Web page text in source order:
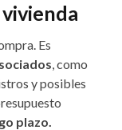
vivienda
Es
, como
y posibles
plazo.